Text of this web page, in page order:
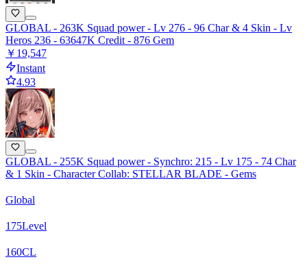
GLOBAL - 263K Squad power - Lv 276 - 96 Char & 4 Skin - Lv
Heros 236 - 63647K Credit - 876 Gem
￥19,547
Instant
4.93
GLOBAL - 255K Squad power - Synchro: 215 - Lv 175 - 74 Char
& 1 Skin - Character Collab: STELLAR BLADE - Gems
Global
175Level
160CL